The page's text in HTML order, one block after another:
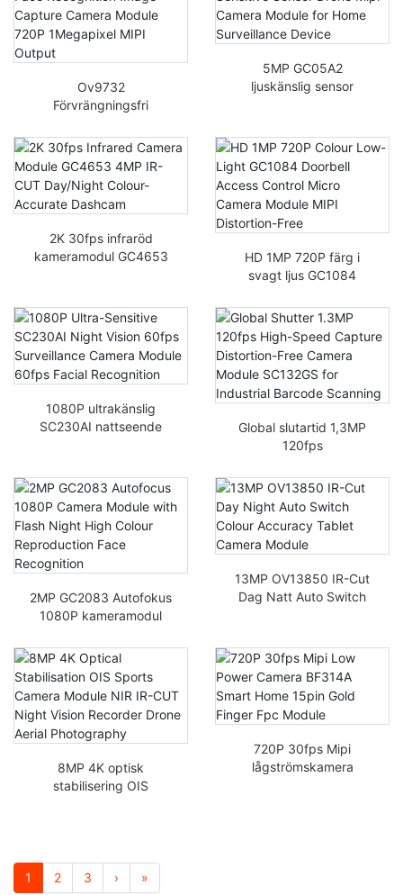
Ov9732
Förvrängningsfri
Bildinspelningskameram
odul 720P 1 megapixel
MIPI-utgång
5MP GC05A2
ljuskänslig sensor
hemövervakningsutrust
ning
2K 30fps infraröd
kameramodul GC4653
HD 1MP 720P färg i
svagt ljus GC1084
Mikrokameramodul MIPI
Distorsionsfri
1080P ultrakänslig
SC230AI nattseende
dul 60fps
ansiktsigenkänning
Global slutartid 1,3MP
120fps
Distortion-Free Camera
Module SC132GS för
industriell
streckkodsskanning
2MP GC2083 Autofokus
1080P kameramodul
färgreproduktion
ansiktsigenkänning
13MP OV13850 IR-Cut
Dag Natt Auto Switch
8MP 4K optisk
stabilisering OIS
Luftfoto
720P 30fps Mipi
lågströmskamera
1 2 3 › »